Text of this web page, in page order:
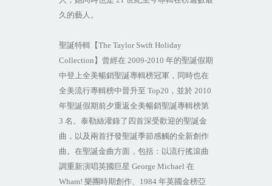
久的藝人。
聖誕特輯【The Taylor Swift Holiday
Collection 】曾經在 2009-2010 年的聖誕假期
中登上全美暢銷聖誕專輯榜冠軍，同時也在
全美流行專輯榜中晉升至 Top20 ，並於 2010
年聖誕假期前夕重返全美暢銷聖誕專輯榜第
3 名。泰勒絲灌錄了四首深受歡迎的聖誕金
曲，以及兩首抒發聖誕季節感觸的全新創作
曲。在聖誕金曲方面，包括：以流行搖滾曲
調重新演唱英國巨星 George Michael 在
Wham! 樂團時期創作、 1984 年英國金榜亞